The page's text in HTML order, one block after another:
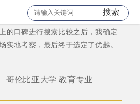
搜索
大二我就开始关心申硕的信息开始
的口碑进行搜索比较之后，我确定
实地考察，最后终于选定了优越。
哥伦比亚大学 教育专业